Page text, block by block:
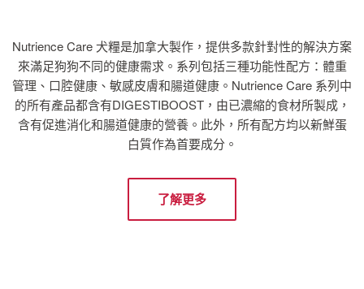
Nutrience Care 犬糧是加拿大製作，提供多款針對性的解決方案
來滿足狗狗不同的健康需求。系列包括三種功能性配方：體重
管理、口腔健康、敏感皮膚和腸道健康。Nutrience Care 系列中
的所有產品都含有DIGESTIBOOST，由已濃縮的食材所製成，
含有促進消化和腸道健康的營養。此外，所有配方均以新鮮蛋
白質作為首要成分。
了解更多